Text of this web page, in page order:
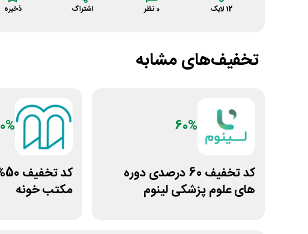
12 لایک 0 نظر اشتراک ذخیره
تخفیف‌های مشابه
60%
کد تخفیف 60 درصدی دوره
های علوم پزشکی لینوم
مکتب خونه